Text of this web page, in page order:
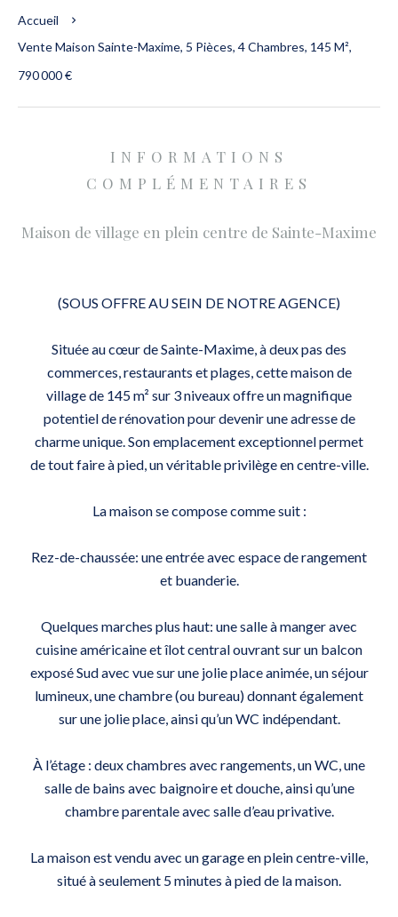
Accueil
Vente Maison Sainte-Maxime, 5 Pièces, 4 Chambres, 145 M²,
790 000 €
INFORMATIONS
COMPLÉMENTAIRES
Maison de village en plein centre de Sainte-Maxime
(SOUS OFFRE AU SEIN DE NOTRE AGENCE)
Située au cœur de Sainte-Maxime, à deux pas des
commerces, restaurants et plages, cette maison de
village de 145 m² sur 3 niveaux offre un magnifique
potentiel de rénovation pour devenir une adresse de
charme unique. Son emplacement exceptionnel permet
de tout faire à pied, un véritable privilège en centre-ville.
La maison se compose comme suit :
Rez-de-chaussée: une entrée avec espace de rangement
et buanderie.
Quelques marches plus haut: une salle à manger avec
cuisine américaine et îlot central ouvrant sur un balcon
exposé Sud avec vue sur une jolie place animée, un séjour
lumineux, une chambre (ou bureau) donnant également
sur une jolie place, ainsi qu’un WC indépendant.
À l’étage : deux chambres avec rangements, un WC, une
salle de bains avec baignoire et douche, ainsi qu’une
chambre parentale avec salle d’eau privative.
La maison est vendu avec un garage en plein centre-ville,
situé à seulement 5 minutes à pied de la maison.